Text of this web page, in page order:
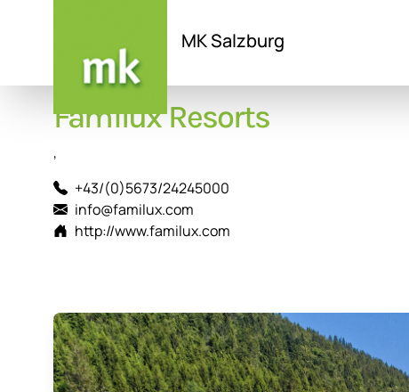
MK Salzburg
Familux Resorts
,
+43/(0)5673/24245000
info@familux.com
http://www.familux.com